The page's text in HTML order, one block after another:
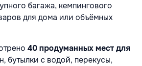
багажа, кемпингового
для дома или объёмных
40 продуманных мест для
бутылки с водой, перекусы,